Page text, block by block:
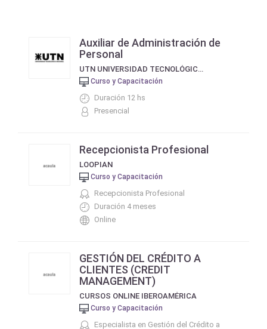
Auxiliar de Administración de
Personal
UTN UNIVERSIDAD TECNOLÓGICA NACIONAL
Curso y Capacitación
Duración 12 hs
Presencial
Recepcionista Profesional
LOOPIAN
Curso y Capacitación
Recepcionista Profesional
Duración 4 meses
Online
GESTIÓN DEL CRÉDITO A
CLIENTES (CREDIT
MANAGEMENT)
CURSOS ONLINE IBEROAMÉRICA
Curso y Capacitación
Especialista en Gestión del Crédito a